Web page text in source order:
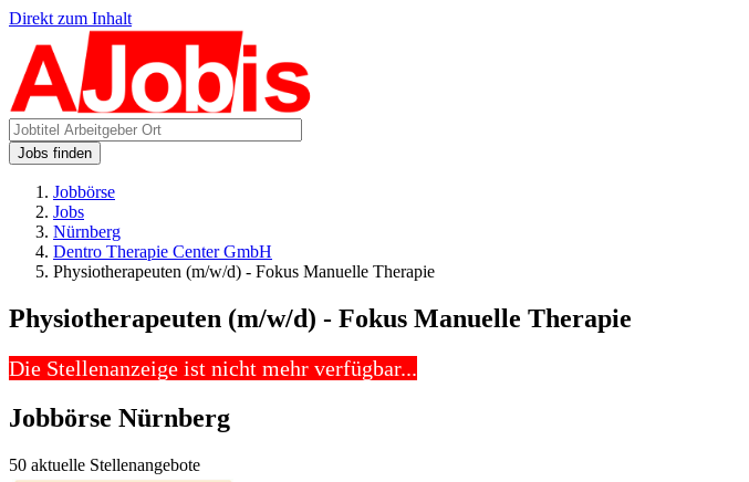
Direkt zum Inhalt
Jobs finden
Jobbörse
Jobs
Nürnberg
Dentro Therapie Center GmbH
Physiotherapeuten (m/w/d) - Fokus Manuelle Therapie
Physiotherapeuten (m/w/d) - Fokus Manuelle Therapie
Die Stellenanzeige ist nicht mehr verfügbar...
Jobbörse Nürnberg
50 aktuelle Stellenangebote